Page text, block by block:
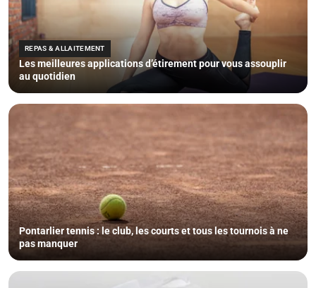
REPAS & ALLAITEMENT
Les meilleures applications d’étirement pour vous assouplir
au quotidien
Pontarlier tennis : le club, les courts et tous les tournois à ne
pas manquer